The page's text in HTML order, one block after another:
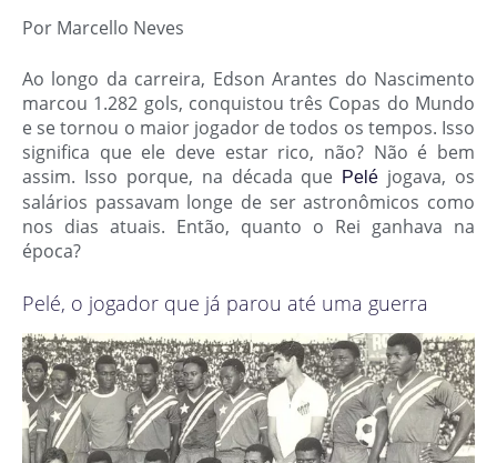
Por Marcello Neves
Ao longo da carreira, Edson Arantes do Nascimento
marcou 1.282 gols, conquistou três Copas do Mundo
e se tornou o maior jogador de todos os tempos. Isso
significa que ele deve estar rico, não? Não é bem
assim. Isso porque, na década que Pelé jogava, os
salários passavam longe de ser astronômicos como
nos dias atuais. Então, quanto o Rei ganhava na
época?
Pelé, o jogador que já parou até uma guerra